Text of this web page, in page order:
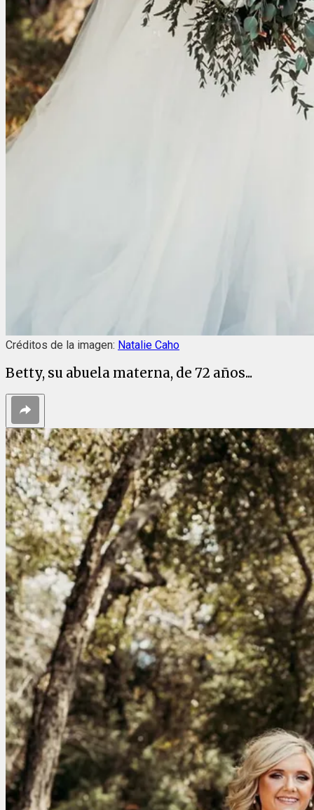
Créditos de la imagen: Natalie Caho
Betty, su abuela materna, de 72 años...